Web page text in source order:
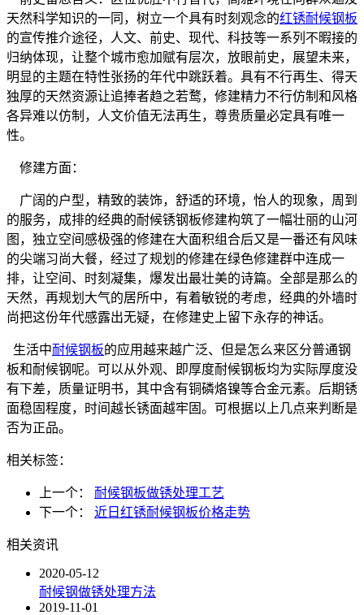
天然科学知识的一同，树立一个具有时刻观念的红锈耐候钢板
的宣传推介途径，人文、前史、现代、科技等一系列不暇接的
归纳体现，让整个城市愈加赋有层次，放眼前史，展望未来，
明显的主题在特性张扬的年代中跳跃着。具有不行再生、得天
独厚的天然资源让追捧者趋之若鹜，修建精力不行仿制和风格
各异难以仿制，人文价值无法再生，尊贵质量必定具有唯一
性。
修建方面：
广阔的户型，精致的装饰，舒适的环境，怡人的现象，周到
的服务，成排的经典的耐候锈钢板修建构筑了一幅壮丽的山河
图，独立空间感极强的修建在大面积组合后又是一番还有风味
的尖端习尚大餐，经过了规划的修建在绿色修建群中连成一
排，让空间、时刻凝集，爆发出最壮美的诗篇。全部是那么的
天然，再规划大气的居所中，有着敏锐的考虑，经典的外墙时
尚把这份年代感露出无疑，在修建史上留下永存的神话。
生活中耐候钢板的应用越来越广泛、但是怎么来区分普通钢
板和耐候钢呢。可以从外观、即厚度耐候钢板均为实际厚度没
有下差，质量证明书，其中含有铜磷烙镍等合金元素。后期锈
面稳固程度，时间越长锈面越牢固。可根据以上几点来判断是
否为正品。
相关标签：
上一个： 耐候钢板做锈处理工艺
下一个： 近日红锈耐候钢板价格走势
相关资讯
2020-05-12
耐候钢做锈处理方法
2019-11-01